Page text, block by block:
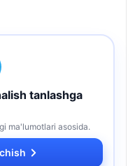
tanlashga
ma'lumotlari asosida.